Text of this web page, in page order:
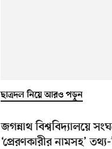
ছাত্রদল নিয়ে আরও পড়ুন
জগন্নাথ বিশ্ববিদ্যালয়ে
‘প্রেরণকারীর নামসহ’